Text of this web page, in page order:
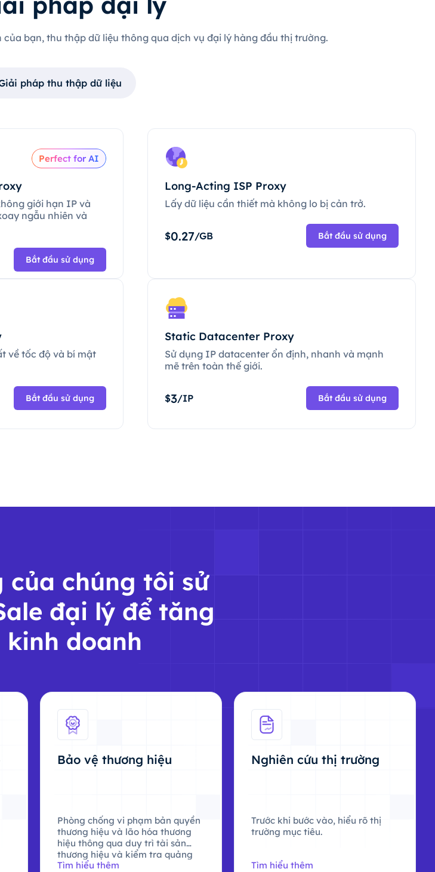
bạn, thu thập dữ liệu thông qua dịch vụ đại lý hàng đầu thị trường.
pháp thu thập dữ liệu
Perfect for AI
giới hạn IP và
ngẫu nhiên và
Bắt đầu sử dụng
Long-Acting ISP Proxy
Lấy dữ liệu cần thiết mà không lo bị cản trở.
$0.27/GB Bắt đầu sử dụng
về tốc độ và bí mật
Bắt đầu sử dụng
Static Datacenter Proxy
Sử dụng IP datacenter ổn định, nhanh và mạnh
mẽ trên toàn thế giới.
$3/IP Bắt đầu sử dụng
của chúng tôi sử
đại lý để tăng
kinh doanh
Bảo vệ thương hiệu
Phòng chống vi phạm bản quyền
thương hiệu và lão hóa thương
hiệu thông qua duy trì tài sản
thương hiệu và kiểm tra quảng
cáo.
Tìm hiểu thêm
Nghiên cứu thị trường
Trước khi bước vào, hiểu rõ thị
trường mục tiêu.
Tìm hiểu thêm